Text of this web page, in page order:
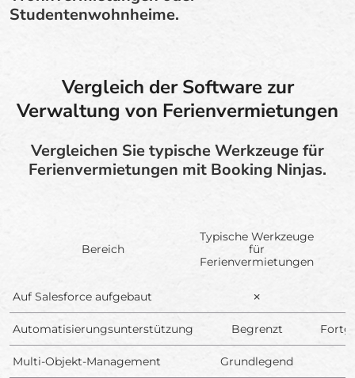
Studentenwohnheime.
Vergleich der Software zur
Verwaltung von Ferienvermietungen
Vergleichen Sie typische Werkzeuge für
Ferienvermietungen mit Booking Ninjas.
Bereich
Typische Werkzeuge
für
Ferienvermietungen
Auf Salesforce aufgebaut ✗
Automatisierungsunterstützung Begrenzt
Multi-Objekt-Management Grundlegend